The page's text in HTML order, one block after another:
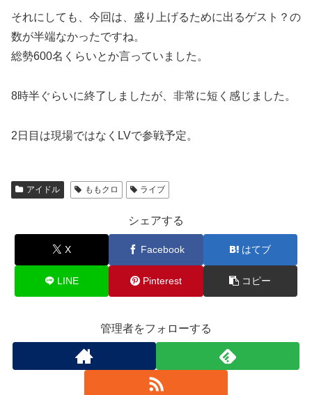
それにしても、今回は、盛り上げるために出るゲスト？の
数が半端なかったですね。
総勢600名くらいとか言っていました。
8時半ぐらいに終了しましたが、非常に短く感じました。
2日目は現場ではなくLVで参戦予定。
アイドル ももクロ ライブ
シェアする
X Facebook はてブ
LINE Pinterest コピー
管理者をフォローする